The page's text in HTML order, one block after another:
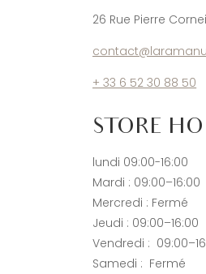
26 Rue Pierre
+ 33 6 52 30 88 50
STORE
lundi 09:00-16:00
Mardi : 09:00–16:00
Mercredi : Fermé
Jeudi : 09:00–16:00
Vendredi :
Samedi : Fermé